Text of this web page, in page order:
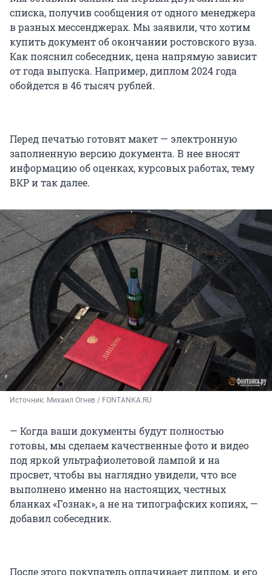
списка, получив сообщения от одного менеджера
в разных мессенджерах. Мы заявили, что хотим
купить документ об окончании ростовского вуза.
Как пояснил собеседник, цена напрямую зависит
от года выпуска. Например, диплом 2024 года
обойдется в 46 тысяч рублей.
Перед печатью готовят макет — электронную
заполненную версию документа. В нее вносят
информацию об оценках, курсовых работах, тему
ВКР и так далее.
Источник: Михаил Огнев / FONTANKA.RU
— Когда ваши документы будут полностью
готовы, мы сделаем качественные фото и видео
под яркой ультрафиолетовой лампой и на
просвет, чтобы вы наглядно увидели, что все
выполнено именно на настоящих, честных
бланках «Гознак», а не на типографских копиях, —
добавил собеседник.
После этого покупатель оплачивает диплом, и его